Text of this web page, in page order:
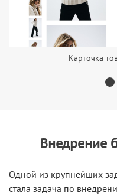
Карточка
Внедрение
Одной из крупнейших
стала задача по